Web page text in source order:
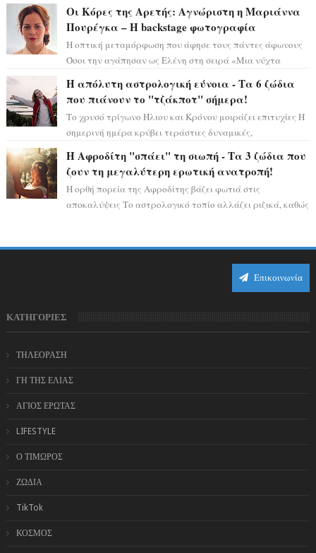
Οι Κόρες της Αρετής: Αγνώριστη η Μαριάννα
Πουρέγκα – H backstage φωτογραφία
Η οπτική μεταμόρφωση που άφησε τους πάντες άφωνους
Όσοι την αγάπησαν ως Ελένη στη σειρά «Μια νύχτα
Η απόλυτη αστρολογική εύνοια - Τα 6 ζώδια
που πιάνουν το "τζάκποτ" σήμερα!
Το χρυσό τρίγωνο Ήλιου και Κρόνου μοιράζει επιτυχίες Η
σημερινή ημέρα κρύβει τεράστιες δυναμικές,
Η Αφροδίτη "σπάει" τη σιωπή - Τα 3 ζώδια που
ζουν τη μεγαλύτερη ερωτική ανατροπή!
Η ορθή πορεία της Αφροδίτης βάζει φωτιά στις
αποκαλύψεις Το αστρολογικό τοπίο αλλάζει ριζικά, καθώς
Επικοινωνία
ΚΑΤΗΓΟΡΙΕΣ
ΤΗΛΕΟΡΑΣΗ
ΓΗ ΤΗΣ ΕΛΙΑΣ
ΑΓΙΟΣ ΕΡΩΤΑΣ
LIFESTYLE
Ο ΤΙΜΩΡΟΣ
ΖΩΔΙΑ
TikTok
ΚΟΣΜΟΣ